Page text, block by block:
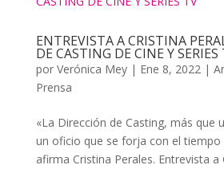
ENTREVISTA A CRISTINA
DE CASTING DE CINE Y SERIES
por Verónica Mey| Ene 8, 2022|
Prensa
«La Dirección de Casting, más que
un oficio que se forja con el tiempo
afirma Cristina Perales. Entrevista a